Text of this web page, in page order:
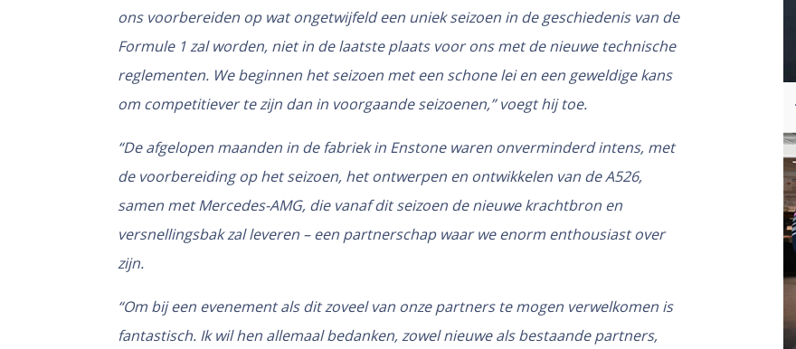
ons voorbereiden op wat ongetwijfeld een uniek seizoen in de geschiedenis van de
Formule 1 zal worden, niet in de laatste plaats voor ons met de nieuwe technische
reglementen. We beginnen het seizoen met een schone lei en een geweldige kans
om competitiever te zijn dan in voorgaande seizoenen,” voegt hij toe.
“De afgelopen maanden in de fabriek in Enstone waren onverminderd intens, met
de voorbereiding op het seizoen, het ontwerpen en ontwikkelen van de A526,
samen met Mercedes-AMG, die vanaf dit seizoen de nieuwe krachtbron en
versnellingsbak zal leveren – een partnerschap waar we enorm enthousiast over
zijn.
“Om bij een evenement als dit zoveel van onze partners te mogen verwelkomen is
fantastisch. Ik wil hen allemaal bedanken, zowel nieuwe als bestaande partners,